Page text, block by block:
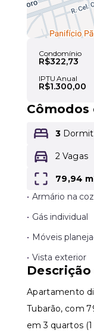
Condomínio
R$322,73
IPTU Anual
R$1.300,00
Cômodos
3
2 Vagas
79,94
• Armário na
• Gás individual
• Móveis
• Vista exterior
Apartamento
Tubarão, com
em 3 quartos